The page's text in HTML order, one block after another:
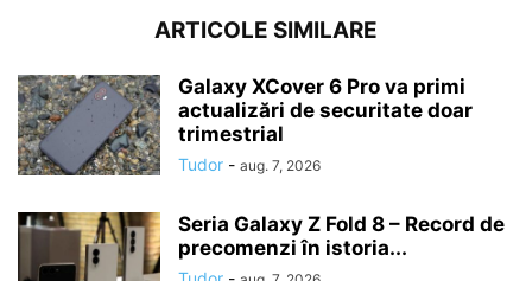
ARTICOLE SIMILARE
Galaxy XCover 6 Pro va primi
actualizări de securitate doar
trimestrial
Tudor - aug. 7, 2026
Seria Galaxy Z Fold 8 – Record de
precomenzi în istoria...